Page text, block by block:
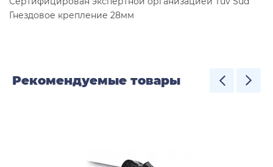
Гнездовое крепление 28мм
Рекомендуемые товары